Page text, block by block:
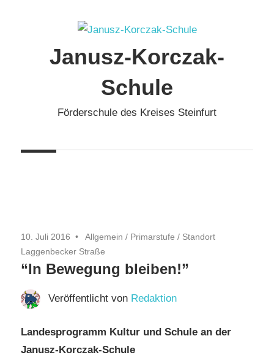
Janusz-Korczak-
Schule
Förderschule des Kreises Steinfurt
10. Juli 2016 Allgemein / Primarstufe / Standort
Laggenbecker Straße
“In Bewegung bleiben!”
Veröffentlicht von Redaktion
Landesprogramm Kultur und Schule an der
Janusz-Korczak-Schule